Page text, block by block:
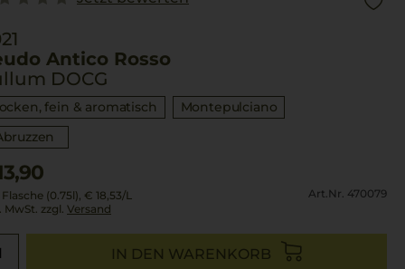
Antico Rosso
DOCG
fein & aromatisch
Montepulciano
(0.75l), € 18,53/L
MwSt. zzgl. Versand
Art.Nr. 470079
IN DEN WARENKORB